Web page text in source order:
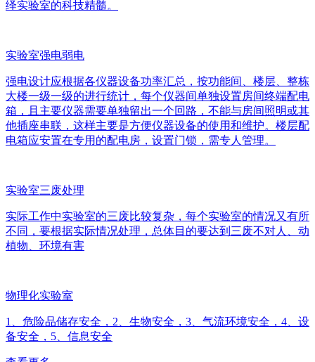
绎实验室的科技精髓。
实验室强电弱电
强电设计应根据各仪器设备功率汇总，按功能间、楼层、整栋
大楼一级一级的进行统计，每个仪器间单独设置房间终端配电
箱，且主要仪器需要单独留出一个回路，不能与房间照明或其
他插座串联，这样主要是方便仪器设备的使用和维护。楼层配
电箱应安置在专用的配电房，设置门锁，需专人管理。
实验室三废处理
实际工作中实验室的三废比较复杂，每个实验室的情况又有所
不同，要根据实际情况处理，总体目的要达到三废不对人、动
植物、环境有害
物理化实验室
1、危险品储存安全，2、生物安全，3、气流环境安全，4、设
备安全，5、信息安全